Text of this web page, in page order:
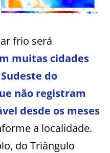
frio será
muitas cidades
do
não registram
desde os meses
a localidade.
do Triângulo